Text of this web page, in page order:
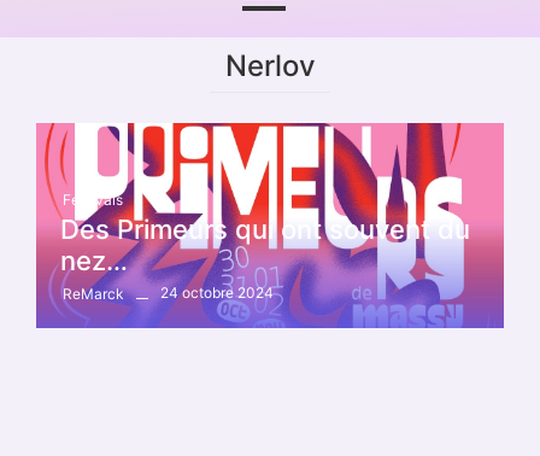
Nerlov
Festivals
Des Primeurs qui ont souvent du
nez…
ReMarck 24 octobre 2024